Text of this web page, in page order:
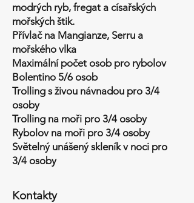
modrých ryb, fregat a císařských
mořských štik.
Přívlač na Mangianze, Serru a
mořského vlka
Maximální počet osob pro rybolov
Bolentino 5/6 osob
Trolling s živou návnadou pro 3/4
osoby
Trolling na moři pro 3/4 osoby
Rybolov na moři pro 3/4 osoby
Světelný unášený skleník v noci pro
3/4 osoby
Kontakty